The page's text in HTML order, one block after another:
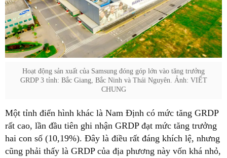
Hoạt động sản xuất của Samsung đóng góp lớn vào tăng trưởng
GRDP 3 tỉnh: Bắc Giang, Bắc Ninh và Thái Nguyên. Ảnh: VIẾT
CHUNG
Một tỉnh điển hình khác là Nam Định có mức tăng GRDP
rất cao, lần đầu tiên ghi nhận GRDP đạt mức tăng trưởng
hai con số (10,19%). Đây là điều rất đáng khích lệ, nhưng
cũng phải thấy là GRDP của địa phương này vốn khá nhỏ,